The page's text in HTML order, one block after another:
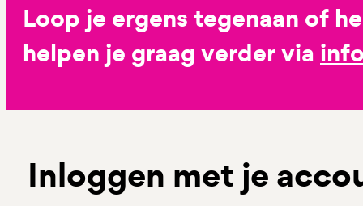
Loop je ergens tegenaan of
helpen je graag verder via
Inloggen met je